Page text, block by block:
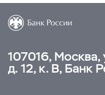
107016, Москва,
д. 12, к. В, Банк